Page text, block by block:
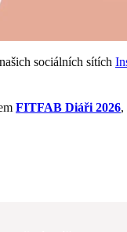
sociálních sítích
FITFAB Diáři 2026,